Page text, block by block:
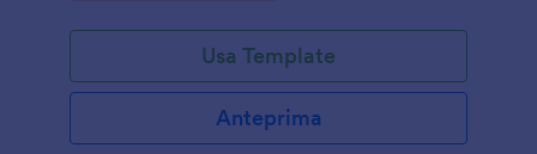
Usa Template
Anteprima